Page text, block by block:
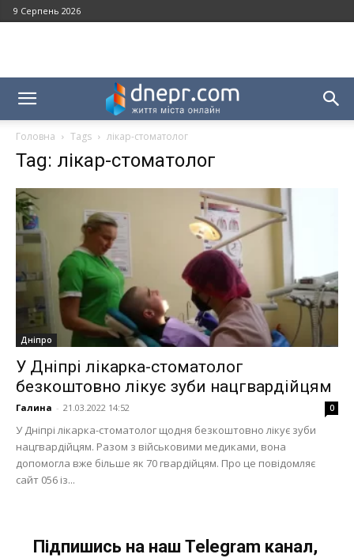
9 Серпень 2026
Головна Tags лікар-стоматолог
Tag: лікар-стоматолог
Дніпро
У Дніпрі лікарка-стоматолог
безкоштовно лікує зуби нацгвардійцям
Галина - 21.03.2022 14:52 0
У Дніпрі лікарка-стоматолог щодня безкоштовно лікує зуби
нацгвардійцям. Разом з військовими медиками, вона
допомогла вже більше як 70 гвардійцям. Про це повідомляє
сайт 056 із...
Підпишись на наш Telegram канал,